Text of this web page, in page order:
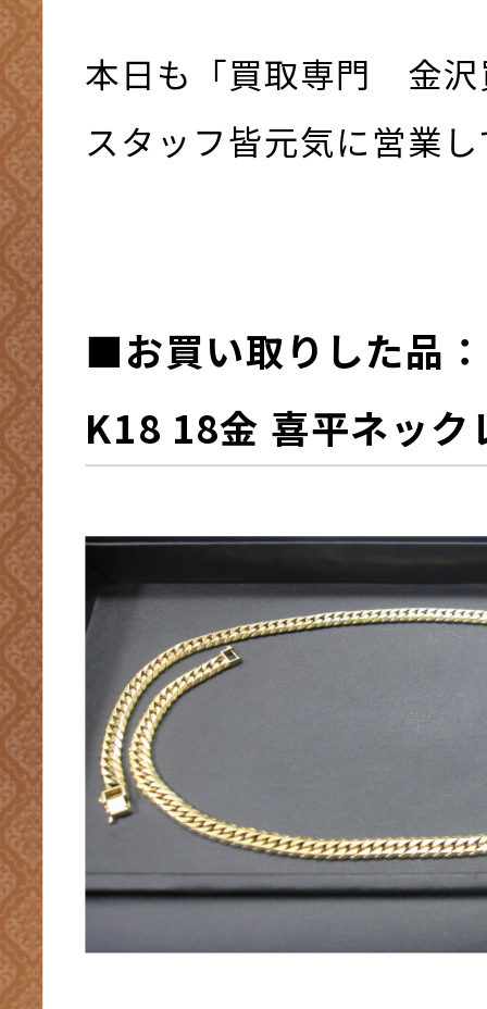
本日も「買取専門 金沢
スタッフ皆元気に営業
■お買い取りした品
K18 18金 喜平ネッ